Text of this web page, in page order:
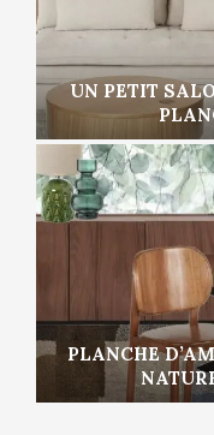
UN PETIT
PLANCHE